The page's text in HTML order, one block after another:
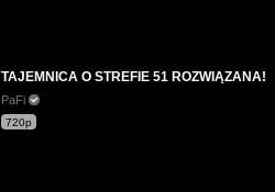
TAJEMNICA O STREFIE 51 ROZWIĄZANA!
PaFi
720p